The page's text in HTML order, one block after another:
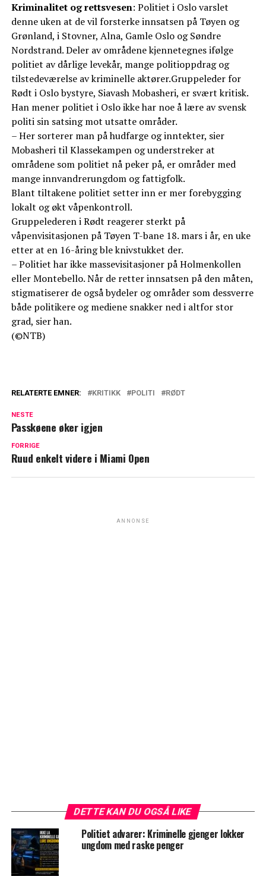
Kriminalitet og rettsvesen: Politiet i Oslo varslet
denne uken at de vil forsterke innsatsen på Tøyen og
Grønland, i Stovner, Alna, Gamle Oslo og Søndre
Nordstrand. Deler av områdene kjennetegnes ifølge
politiet av dårlige levekår, mange politioppdrag og
tilstedeværelse av kriminelle aktører.Gruppeleder for
Rødt i Oslo bystyre, Siavash Mobasheri, er svært kritisk.
Han mener politiet i Oslo ikke har noe å lære av svensk
politi sin satsing mot utsatte områder.
– Her sorterer man på hudfarge og inntekter, sier
Mobasheri til Klassekampen og understreker at
områdene som politiet nå peker på, er områder med
mange innvandrerungdom og fattigfolk.
Blant tiltakene politiet setter inn er mer forebygging
lokalt og økt våpenkontroll.
Gruppelederen i Rødt reagerer sterkt på
våpenvisitasjonen på Tøyen T-bane 18. mars i år, en uke
etter at en 16-åring ble knivstukket der.
– Politiet har ikke massevisitasjoner på Holmenkollen
eller Montebello. Når de retter innsatsen på den måten,
stigmatiserer de også bydeler og områder som dessverre
både politikere og mediene snakker ned i altfor stor
grad, sier han.
(©NTB)
RELATERTE EMNER: KRITIKK POLITI RØDT
NESTE
Passkøene øker igjen
FORRIGE
Ruud enkelt videre i Miami Open
ANNONSE
DETTE KAN DU OGSÅ LIKE
Politiet advarer: Kriminelle gjenger lokker
ungdom med raske penger